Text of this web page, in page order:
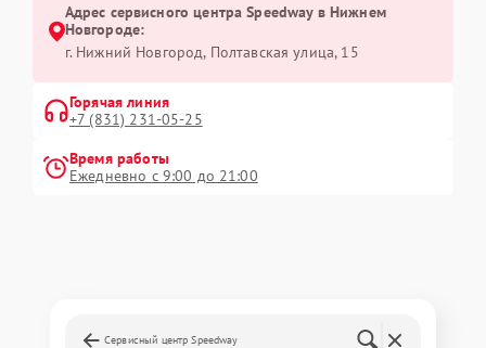
Адрес сервисного центра Speedway в Нижнем
Новгороде:
г. Нижний Новгород, Полтавская улица, 15
Горячая линия
+7 (831) 231-05-25
Время работы
Ежедневно с 9:00 до 21:00
Сервисный центр Speedway